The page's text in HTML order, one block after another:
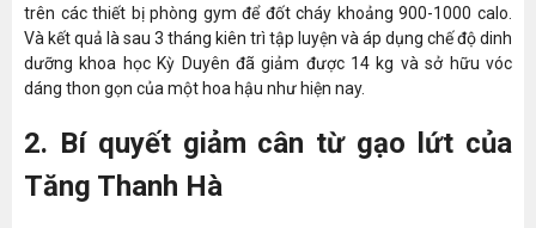
trên các thiết bị phòng gym để đốt cháy khoảng 900-1000 calo.
Và kết quả là sau 3 tháng kiên trì tập luyện và áp dụng chế độ dinh
dưỡng khoa học Kỳ Duyên đã giảm được 14 kg và sở hữu vóc
dáng thon gọn của một hoa hậu như hiện nay.
2. Bí quyết giảm cân từ gạo lứt của
Tăng Thanh Hà